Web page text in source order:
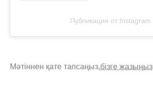
Публикация от Instagram
Мәтіннен қате тапсаңыз,бізге жазыңыз